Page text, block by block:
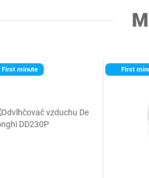
First minute First